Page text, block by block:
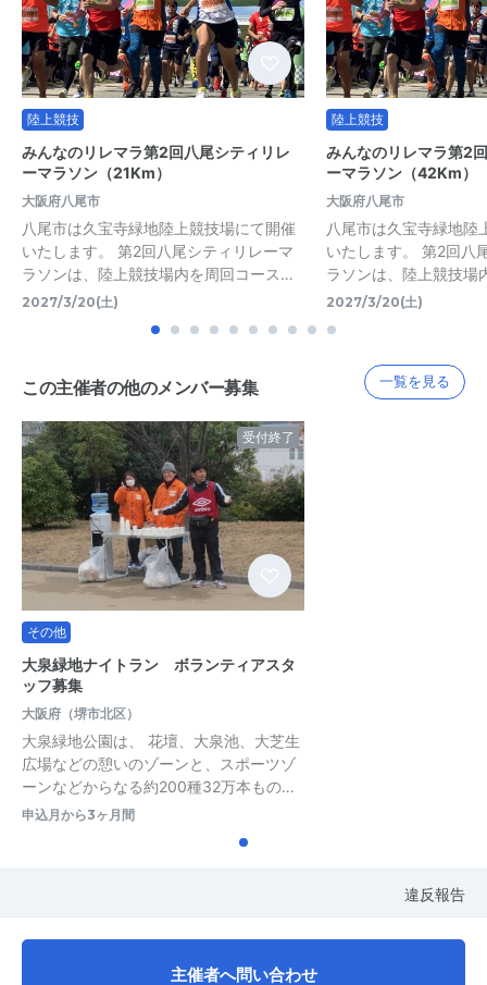
陸上競技
みんなのリレマラ第2回八尾シティリレ
ーマラソン（21Km）
大阪府八尾市
八尾市は久宝寺緑地陸上競技場にて開催
いたします。 第2回八尾シティリレーマ
ラソンは、陸上競技場内を周回コース…
2027/3/20(土)
陸上競技
みんなのリレマラ第2
ーマラソン（42Km）
大阪府八尾市
八尾市は久宝寺緑地陸
いたします。 第2回八
ラソンは、陸上競技場
2027/3/20(土)
この主催者の他のメンバー募集 一覧を見る
受付終了
その他
大泉緑地ナイトラン ボランティアスタ
ッフ募集
大阪府（堺市北区）
大泉緑地公園は、 花壇、大泉池、大芝生
広場などの憩いのゾーンと、スポーツゾ
ーンなどからなる約200種32万本もの…
申込月から3ヶ月間
違反報告
主催者へ問い合わせ